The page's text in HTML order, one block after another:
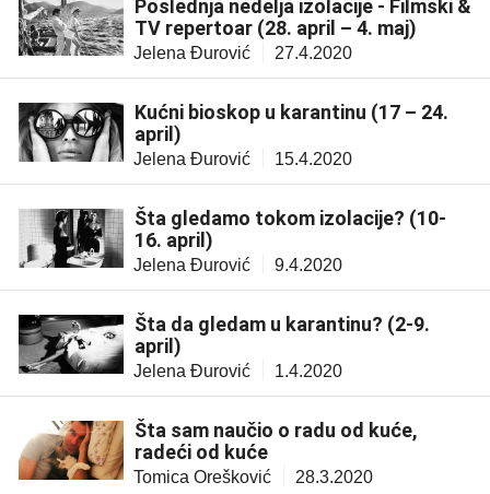
Poslednja nedelja izolacije - Filmski &
TV repertoar (28. april – 4. maj)
Jelena Đurović 27.4.2020
Kućni bioskop u karantinu (17 – 24.
april)
Jelena Đurović 15.4.2020
Šta gledamo tokom izolacije? (10-
16. april)
Jelena Đurović 9.4.2020
Šta da gledam u karantinu? (2-9.
april)
Jelena Đurović 1.4.2020
Šta sam naučio o radu od kuće,
radeći od kuće
Tomica Orešković 28.3.2020